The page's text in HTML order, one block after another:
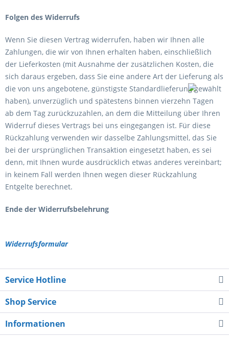
Folgen des Widerrufs
Wenn Sie diesen Vertrag widerrufen, haben wir Ihnen alle
Zahlungen, die wir von Ihnen erhalten haben, einschließlich
der Lieferkosten (mit Ausnahme der zusätzlichen Kosten, die
sich daraus ergeben, dass Sie eine andere Art der Lieferung als
die von uns angebotene, günstigste Standardlieferung gewählt
haben), unverzüglich und spätestens binnen vierzehn Tagen
ab dem Tag zurückzuzahlen, an dem die Mitteilung über Ihren
Widerruf dieses Vertrags bei uns eingegangen ist. Für diese
Rückzahlung verwenden wir dasselbe Zahlungsmittel, das Sie
bei der ursprünglichen Transaktion eingesetzt haben, es sei
denn, mit Ihnen wurde ausdrücklich etwas anderes vereinbart;
in keinem Fall werden Ihnen wegen dieser Rückzahlung
Entgelte berechnet.
Ende der Widerrufsbelehrung
Widerrufsformular
Service Hotline
Shop Service
Informationen